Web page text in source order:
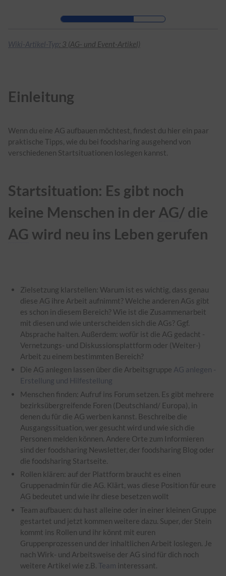
Zur Hauptnavigation
Wiki-Artikel-Typ: 3 (AG- und Event-Artikel)
Einleitung
Wenn du eine AG aufbauen möchtest, findest du hier ein paar
praktische Tipps, wie du bei foodsharing ausgehend von
verschiedenen Startsituationen loslegen kannst.
Startsituation: Es gibt noch
keine Menschen in der AG/ die
AG wird neu ins Leben gerufen
Zielsetzung klarstellen: Warum ist es wichtig, dass genau
diese AG ihre Arbeit aufnimmt? Welche anderen AGs gibt
es schon in diesem Bereich? Wie ist die Zusammenarbeit
mit diesen und wie unterscheiden sich die AGs? Ggf.
Absprache halten. Außerdem: wofür ist die AG gedacht -
Vernetzungs- und Diskussionsplattform oder (Weiter-)
Arbeit zu einem bestimmten Bereich?
Die AG anlegen lassen über die Arbeitsgruppe AG anlegen -
Erstellung und Hilfestellung
Menschen finden: Aufruf ins Forum setzen. Es gibt mehrere
bezirksübergreifende Foren (Deutschland/ Europa), in
denen du für die AG werben kannst. Beschreibe die
Ausgangssituation, wer gesucht wird und wie sich die
Personen melden können. Andere Orte zum Informieren
sind der foodsharing Newsletter, der foodsharing Blog oder
die foodsharing Startseite.
Rollen klären: auf der Plattform braucht es einen
Gruppenadmin für die AG. Klärt, was diese Position für eure
AG bedeutet und wie ihr diese besetzen wollt
Team aufbauen: du hast alleine oder in einer kleinen Gruppe
gestartet und jetzt kommen weitere dazu. Super, der Stein
kommt ins Rollen und ihr könnt mit euren
Gruppenprozessen und der inhaltlichen Arbeit loslegen. Je
nach Wirk- und Arbeitsweise der AG sind für dich noch
weitere Artikel wie z.B. Team interessant.